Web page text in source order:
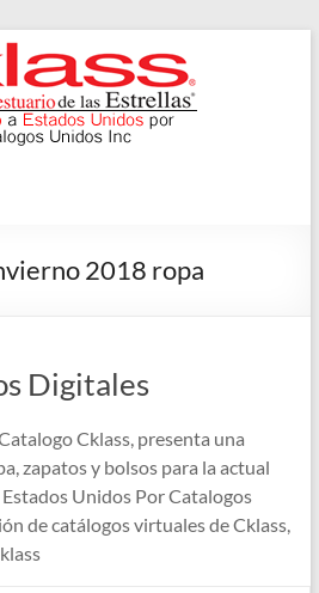
2018 ropa
Digitales
Cklass, presenta una
zapatos y bolsos para la actual
Unidos Por Catalogos
de catálogos virtuales de Cklass,